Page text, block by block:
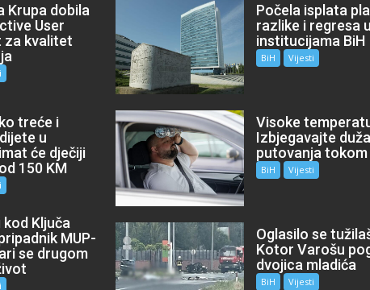
Krupa dobila
User
kvalitet
treće i
u
će dječiji
150 KM
kod Ključa
MUP-
se drugom
Počela isplata
razlike i regresa u
institucijama BiH
BiH Vijesti
Visoke
Izbjegavajte duža
putovanja tokom
BiH Vijesti
Oglasilo se
Kotor Varošu
dvojica mladića
BiH Vijesti